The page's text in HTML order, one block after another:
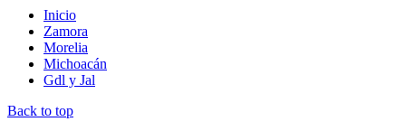
Inicio
Zamora
Morelia
Michoacán
Gdl y Jal
Back to top